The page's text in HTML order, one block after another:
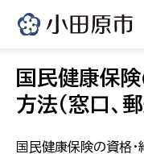
国民健康保
方法（窓口、
国民健康保険の資格・